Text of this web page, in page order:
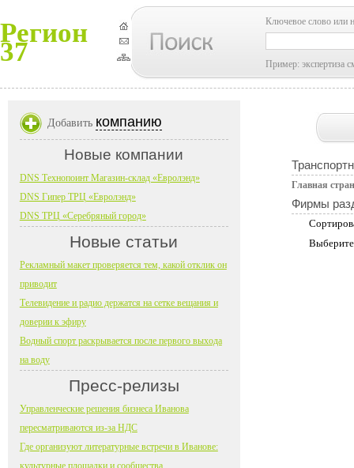
Регион
37
Ключевое слово или
Пример: экспертиза
Главная
Фирмы
Добавить компанию
Новые компании
DNS Технопоинт Магазин-склад «Евролэнд»
DNS Гипер ТРЦ «Евролэнд»
DNS ТРЦ «Серебряный город»
Новые статьи
Рекламный макет проверяется тем, какой отклик он
приводит
Телевидение и радио держатся на сетке вещания и
доверии к эфиру
Водный спорт раскрывается после первого выхода
на воду
Пресс-релизы
Управленческие решения бизнеса Иванова
пересматриваются из-за НДС
Где организуют литературные встречи в Иванове:
культурные площадки и сообщества